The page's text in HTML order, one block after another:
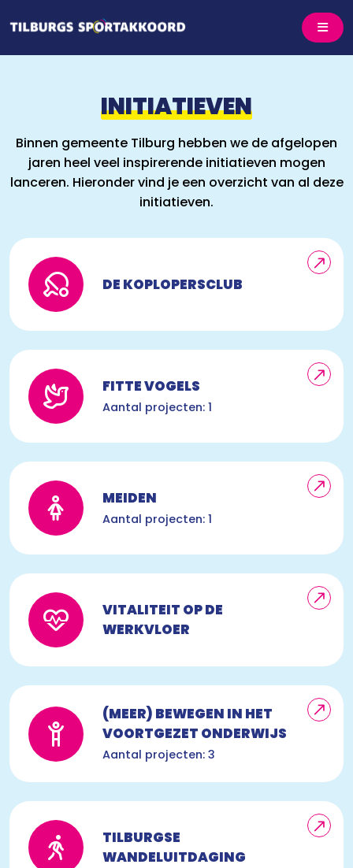
INITIATIEVEN
Binnen gemeente Tilburg hebben we de afgelopen
jaren heel veel inspirerende initiatieven mogen
lanceren. Hieronder vind je een overzicht van al deze
initiatieven.
DE KOPLOPERSCLUB
FITTE VOGELS
Aantal projecten: 1
MEIDEN
Aantal projecten: 1
VITALITEIT OP DE
WERKVLOER
(MEER) BEWEGEN IN HET
VOORTGEZET ONDERWIJS
Aantal projecten: 3
TILBURGSE
WANDELUITDAGING